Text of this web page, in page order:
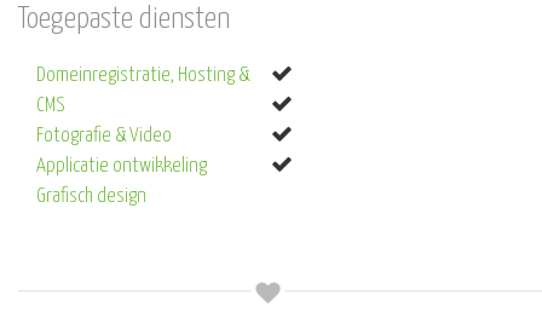
Toegepaste diensten
Domeinregistratie, Hosting &
CMS
Fotografie & Video
Applicatie ontwikkeling
Grafisch design